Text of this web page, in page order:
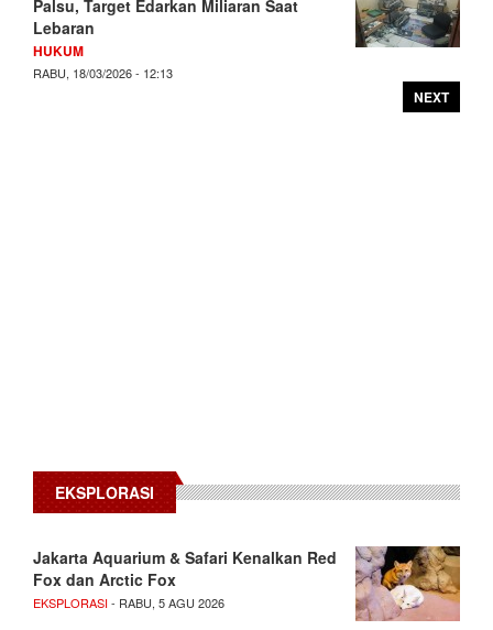
Palsu, Target Edarkan Miliaran Saat
Lebaran
HUKUM
RABU, 18/03/2026 - 12:13
NEXT
EKSPLORASI
Jakarta Aquarium & Safari Kenalkan Red
Fox dan Arctic Fox
EKSPLORASI- RABU, 5 AGU 2026